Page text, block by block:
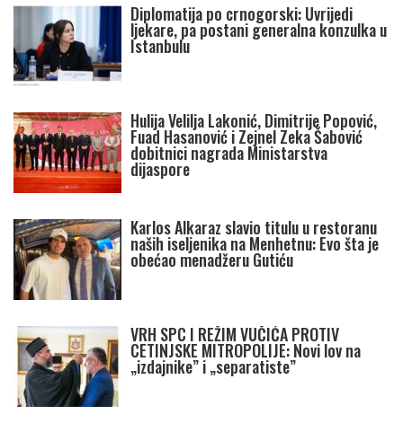
Diplomatija po crnogorski: Uvrijedi
ljekare, pa postani generalna konzulka u
Istanbulu
Hulija Velilja Lakonić, Dimitrije Popović,
Fuad Hasanović i Zejnel Zeka Šabović
dobitnici nagrada Ministarstva
dijaspore
Karlos Alkaraz slavio titulu u restoranu
naših iseljenika na Menhetnu: Evo šta je
obećao menadžeru Gutiću
VRH SPC I REŽIM VUČIĆA PROTIV
CETINJSKE MITROPOLIJE: Novi lov na
„izdajnike” i „separatiste”